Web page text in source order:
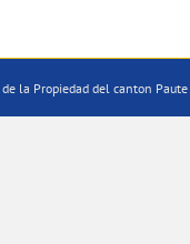
la Propiedad del canton Paute